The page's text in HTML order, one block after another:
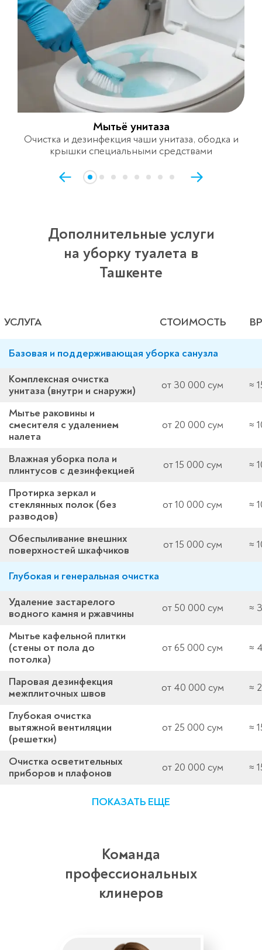
Мытьё унитаза
Очистка и дезинфекция чаши унитаза, ободка и
крышки специальными средствами
Дополнительные услуги
на уборку туалета в
Ташкенте
УСЛУГА СТОИМОСТЬ
Базовая и поддерживающая уборка санузла
Комплексная очистка
унитаза (внутри и снаружи)
от 30 000 сум ≈
Мытье раковины и
смесителя с удалением
налета
от 20 000 сум ≈
Влажная уборка пола и
плинтусов с дезинфекцией
от 15 000 сум ≈
Протирка зеркал и
стеклянных полок (без
разводов)
от 10 000 сум ≈
Обеспыливание внешних
поверхностей шкафчиков
от 15 000 сум ≈
Глубокая и генеральная очистка
Удаление застарелого
водного камня и ржавчины
от 50 000 сум ≈
Мытье кафельной плитки
(стены от пола до
потолка)
от 65 000 сум ≈
Паровая дезинфекция
межплиточных швов
от 40 000 сум ≈
Глубокая очистка
вытяжной вентиляции
(решетки)
от 25 000 сум ≈
Очистка осветительных
приборов и плафонов
от 20 000 сум ≈
ПОКАЗАТЬ ЕЩЕ
Команда
профессиональных
клинеров